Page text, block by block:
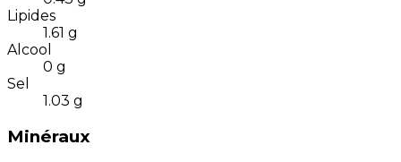
Lipides
1.61 g
Alcool
0 g
Sel
1.03 g
Minéraux